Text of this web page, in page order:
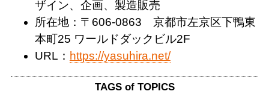
ザイン、企画、製造販売
所在地：〒606-0863 京都市左京区下鴨東
本町25 ワールドダックビル2F
URL： https://yasuhira.net/
TAGS of TOPICS